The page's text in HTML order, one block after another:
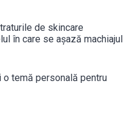
de skincare
în care se așază machiajul
o temă personală pentru